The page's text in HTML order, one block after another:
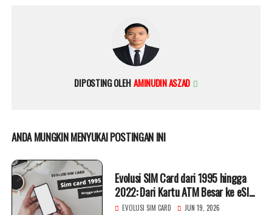
DIPOSTING OLEH AMINUDIN ASZAD
ANDA MUNGKIN MENYUKAI POSTINGAN INI
Evolusi SIM Card dari 1995 hingga
2022: Dari Kartu ATM Besar ke eSIM
Digital
EVOLUSI SIM CARD JUN 19, 2026